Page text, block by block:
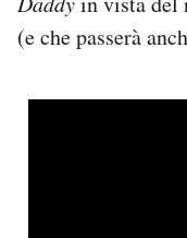
(e che passerà